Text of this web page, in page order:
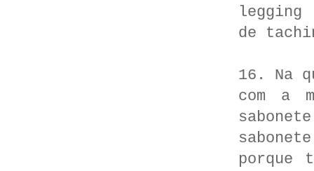
legging
de
16. Na
com a
porque